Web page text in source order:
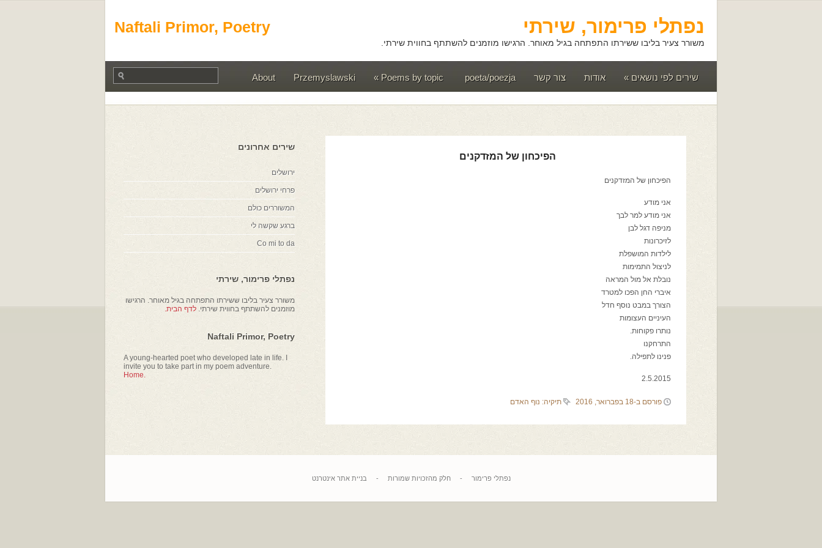
Naftali Primor, Poetry נפתלי פרימור, שירתי
משורר צעיר בליבו ששירתו התפתחה בגיל מאוחר. הרגישו מוזמנים להשתתף בחווית שירתי.
שירים לפי נושאים » אודות צור קשר poeta/poezja
Poems by topic
»
Przemyslawski
About
הפיכחון של המזדקנים
הפיכחון של המזדקנים
אני מודע
אני מודע למר לבך
מניפה דגל לבן
לזיכרונות
לילדות המושפלת
לניצול התמימות
נובלת אל מול המראה
איברי החן הפכו למטרד
הצורך במבט נוסף חדל
העיניים העצומות
נותרו פקוחות.
התרחקנו
פנינו לתפילה.
2.5.2015
פורסם ב-18 בפברואר, 2016 תיקיה: נוף האדם
שירים אחרונים
ירושלים
פרחי ירושלים
המשוררים כולם
ברגע שקשה לי
Co mi to da
נפתלי פרימור, שירתי
משורר צעיר בליבו ששירתו התפתחה בגיל מאוחר. הרגישו
מוזמנים להשתתף בחווית שירתי. לדף הבית.
Naftali Primor, Poetry
A young-hearted poet who developed late in life. I
invite you to take part in my poem adventure.
Home.
נפתלי פרימור -חלק מהזכויות שמורות - בניית אתר אינטרנט